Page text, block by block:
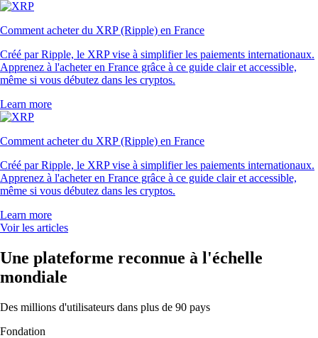
Comment acheter du XRP (Ripple) en France
Créé par Ripple, le XRP vise à simplifier les paiements internationaux.
Apprenez à l'acheter en France grâce à ce guide clair et accessible,
même si vous débutez dans les cryptos.
Learn more
Comment acheter du XRP (Ripple) en France
Créé par Ripple, le XRP vise à simplifier les paiements internationaux.
Apprenez à l'acheter en France grâce à ce guide clair et accessible,
même si vous débutez dans les cryptos.
Learn more
Voir les articles
Une plateforme reconnue à l'échelle
mondiale
Des millions d'utilisateurs dans plus de 90 pays
Fondation